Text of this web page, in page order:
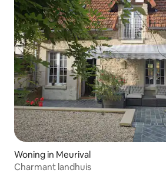
Woning in Meurival
Charmant landhuis